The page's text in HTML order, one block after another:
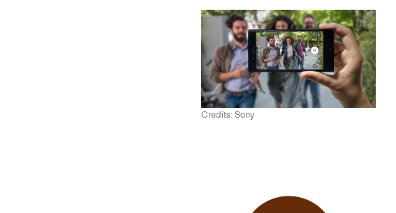
Credits: Sony